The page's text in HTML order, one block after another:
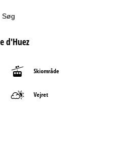
Søg
d'Huez
Skiområde
Vejret